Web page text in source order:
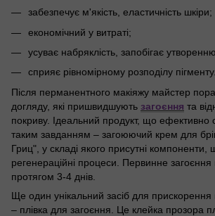
забезпечує м'якість, еластичність шкіри;
економічний у витраті;
усуває набряклість, запобігає
сприяє рівномірному розподілу пігменту.
Після перманентного макіяжу майстер
догляду, які пришвидшують загоєння та
покриву. Ідеальний продукт, що ефективно
таким завданням – загоюючий крем для
Гриц", у складі якого присутні компоненти,
регенераційні процеси. Первинне загоєння
протягом 3-4 днів.
Ще один унікальний засіб для прискорення
– плівка для загоєння. Це клейка прозора